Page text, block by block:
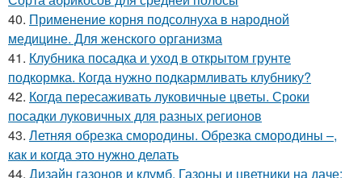
40. Применение корня подсолнуха в народной
медицине. Для женского организма
41. Клубника посадка и уход в открытом грунте
подкормка. Когда нужно подкармливать клубнику?
42. Когда пересаживать луковичные цветы. Сроки
посадки луковичных для разных регионов
43. Летняя обрезка смородины. Обрезка смородины –,
как и когда это нужно делать
44. Дизайн газонов и клумб. Газоны и цветники на даче: